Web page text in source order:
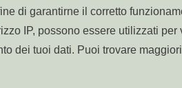
di garantirne il corretto
IP, possono essere utilizzati
dei tuoi dati. Puoi trovare